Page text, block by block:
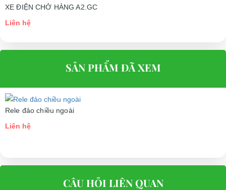
XE ĐIỆN CHỞ HÀNG A2.GC
Liên hệ
SẢN PHẨM ĐÃ XEM
Rele đảo chiều ngoài
Liên hệ
CÂU HỎI LIÊN QUAN